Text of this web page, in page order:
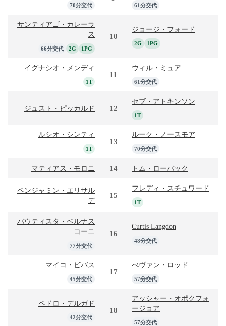
70分交代 61分交代
サンティアゴ・カレーラ
ス
66分交代 2G 1PG
10
ジョージ・フォード
2G 1PG
イグナシオ・メンディ
1T
11
ウィル・ミュア
61分交代
ジュスト・ピッカルド 12
セブ・アトキンソン
1T
ルシオ・シンティ
1T
13
ルーク・ノースモア
70分交代
マティアス・モロニ 14 トム・ローバック
ベンジャミン・エリサル
デ
15
フレディ・スチュワード
1T
バウティスタ・ベルナス
コーニ
77分交代
16
Curtis Langdon
48分交代
マイコ・ビバス
45分交代
17
べヴァン・ロッド
57分交代
ペドロ・デルガド
42分交代
18
アッシャー・オポクフォ
ージョア
57分交代